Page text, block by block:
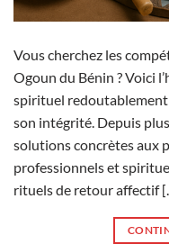
Vous cherchez les
Ogoun du Bénin ? Voici
spirituel redoutablement
son intégrité. Depuis
solutions concrètes aux
professionnels et
rituels de retour affectif